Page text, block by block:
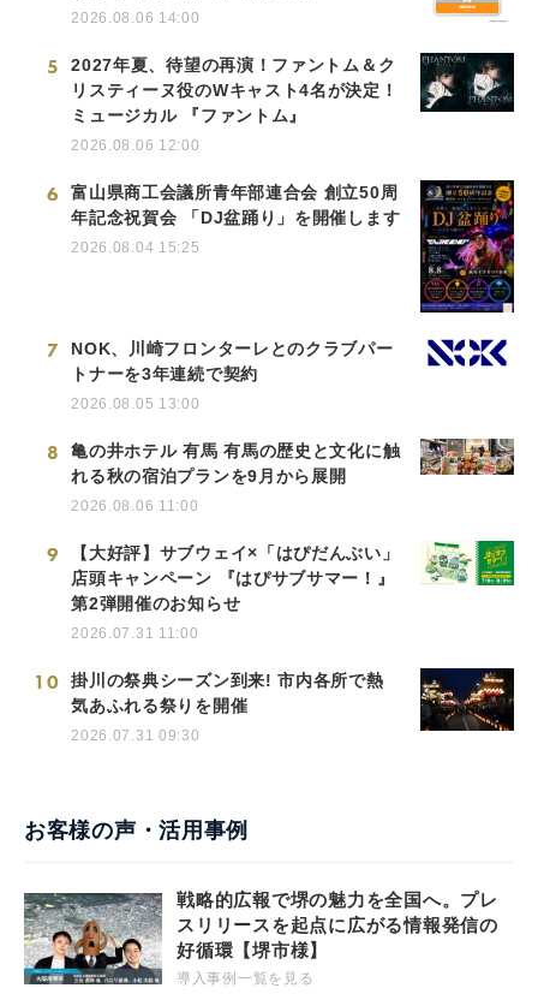
2026.08.06 14:00
5
2027年夏、待望の再演！ファントム＆ク
リスティーヌ役のWキャスト4名が決定！
ミュージカル 『ファントム』
2026.08.06 12:00
6
富山県商工会議所青年部連合会 創立50周
年記念祝賀会 「DJ盆踊り」を開催します
2026.08.04 15:25
7
NOK、川崎フロンターレとのクラブパー
トナーを3年連続で契約
2026.08.05 13:00
8
亀の井ホテル 有馬 有馬の歴史と文化に触
れる秋の宿泊プランを9月から展開
2026.08.06 11:00
9
【大好評】サブウェイ×「はぴだんぶい」
店頭キャンペーン 『はぴサブサマー！』
第2弾開催のお知らせ
2026.07.31 11:00
10
掛川の祭典シーズン到来! 市内各所で熱
気あふれる祭りを開催
2026.07.31 09:30
お客様の声・活用事例
戦略的広報で堺の魅力を全国へ。プレ
スリリースを起点に広がる情報発信の
好循環【堺市様】
導入事例一覧を見る